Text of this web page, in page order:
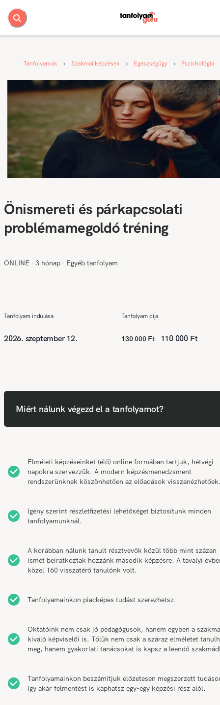
Tanfolyamok Szakmai képzések Egészségügy Pszichológia
Önismereti és párkapcsolati
problémamegoldó tréning
ONLINE ∙ 3 hónap ∙ Egyéb tanfolyam
Tanfolyam indulása
2026. szeptember 12.
Tanfolyam díja
130 000 Ft 110 000 Ft
Miért nálunk végezd el a tanfolyamot?
Elméleti képzéseinket (élő) online formában tartjuk, hétvégi
napokra szervezzük. A modern képzésmenedzsment
rendszerünknek köszönhetően az előadások
Igény szerint részletfizetési lehetőséget biztosítunk minden
tanfolyamunknál.
A korábban nálunk tanult résztvevők közül több mint százan
ismét beiratkoztak hozzánk második képzésre. A tavalyi
közel 160 visszatérő tanulónk volt.
Tanfolyamainkon piacképes tudást szerezhetsz.
Oktatóink nem csak jó pedagógusok, hanem egyben a szakma
kiváló képviselői is. Tőlük nem csak a száraz elméletet
meg, hanem gyakorlati tanácsokat is kapsz a leendő
Tanfolyamainkon beszámítjuk előzetesen megszerzett
így akár felmentést is kaphatsz egy-egy képzési rész alól.